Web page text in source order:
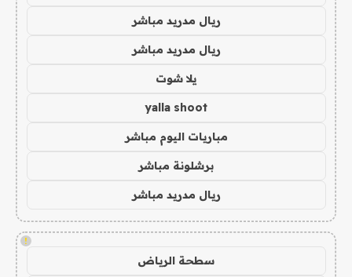
ريال مدريد مباشر
ريال مدريد مباشر
يلا شوت
yalla shoot
مباريات اليوم مباشر
برشلونة مباشر
ريال مدريد مباشر
!
سطحة الرياض